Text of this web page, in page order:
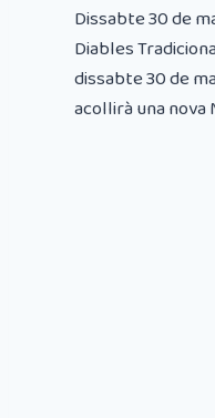
Dissabte 30 de
Diables
dissabte 30 de
acollirà una nova